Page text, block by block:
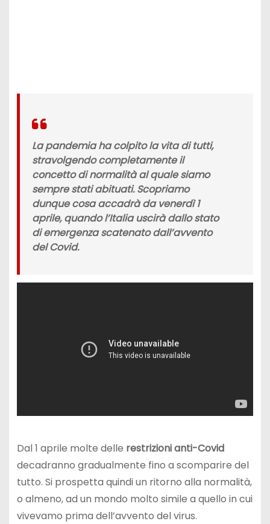
La pandemia ha colpito la vita di tutti,
stravolgendo completamente il
concetto dinormalitàal quale siamo
sempre stati abituati. Scopriamo
dunque cosa accadrà davenerdì 1
aprile, quandol’Italiauscirà dallo stato
di emergenza scatenato dall’avvento
delCovid.
Dal 1 aprile molte delle restrizioni anti-Covid
decadranno gradualmente fino a scomparire del
tutto. Si prospetta quindi un ritorno alla normalità,
o almeno, ad un mondo molto simile a quello in cui
vivevamo prima dell’avvento del virus.